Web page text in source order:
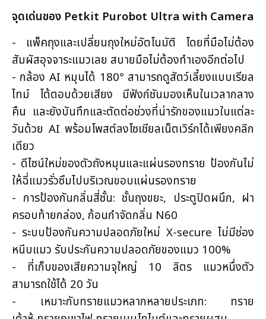
จุดเด่นของ Petkit Purobot Ultra with Camera
- แพ็คถุงและเปลี่ยนถุงใหม่อัตโนมัติ โดยที่มือไม่ต้อง
สัมผัสอุจจาระแมวเลย สบายมือไม่ต้องทำเองอีกต่อไป
- กล้อง AI หมุนได้ 180° สามารถดูสัตว์เลี้ยงแบบเรียล
ไทม์ โต้ตอบด้วยเสียง มีฟังก์ชันมองเห็นในเวลากลาง
คืน และยังบันทึกและตัดต่อช่วงที่น่ารักของแมวในแต่ละ
วันด้วย AI พร้อมโพสต์ลงโซเชียลเน็ตเวิร์กได้เพียงคลิก
เดียว
- ดีไซน์ใหม่ของตัวถังหมุนและแผ่นรองทราย ป้องกันไม่
ให้ฉี่แมวรั่วซึมไปบริเวณขอบแผ่นรองทราย
- การป้องกันกลิ่นสี่ชั้น: ชั้นถุงขยะ, ประตูปิดผนึก, ฝา
ครอบท้ายกล่อง, ก้อนกำจัดกลิ่น N60
- ระบบป้องกันความปลอดภัยใหม่ X-secure ไม่มีช่อง
หนีบแมว รับประกันความปลอดภัยของแมว 100%
- ที่เก็บของเสียความจุใหญ่ 10 ลิตร แมวหนึ่งตัว
สามารถใช้ได้ 20 วัน
- เหมาะกับทรายแมวหลากหลายประเภท: ทราย